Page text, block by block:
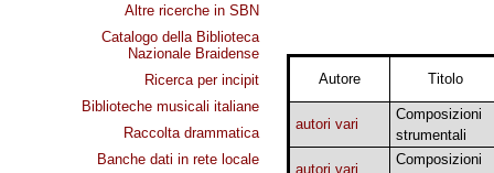
Altre ricerche in SBN
Catalogo della Biblioteca
Nazionale Braidense
Ricerca per incipit
Biblioteche musicali italiane
Raccolta drammatica
Banche dati in rete locale
Autore Titolo
autori vari
Composizioni
strumentali
autori vari
Composizioni